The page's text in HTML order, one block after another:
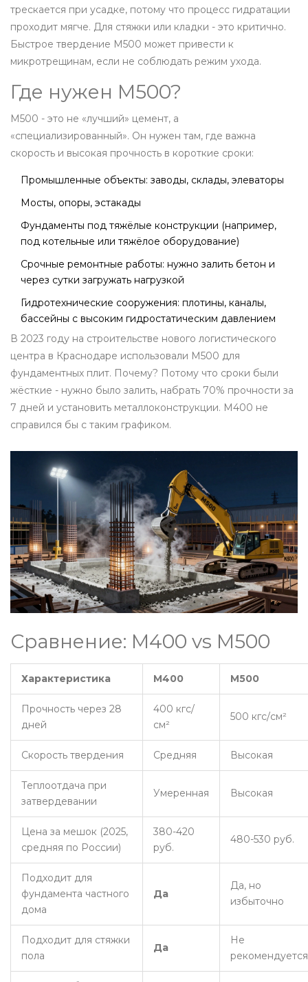
трескается при усадке, потому что процесс гидратации
проходит мягче. Для стяжки или кладки - это критично.
Быстрое твердение М500 может привести к
микротрещинам, если не соблюдать режим ухода.
Где нужен М500?
М500 - это не «лучший» цемент, а
«специализированный». Он нужен там, где важна
скорость и высокая прочность в короткие сроки:
Промышленные объекты: заводы, склады, элеваторы
Мосты, опоры, эстакады
Фундаменты под тяжёлые конструкции (например,
под котельные или тяжёлое оборудование)
Срочные ремонтные работы: нужно залить бетон и
через сутки загружать нагрузкой
Гидротехнические сооружения: плотины, каналы,
бассейны с высоким гидростатическим давлением
В 2023 году на строительстве нового логистического
центра в Краснодаре использовали М500 для
фундаментных плит. Почему? Потому что сроки были
жёсткие - нужно было залить, набрать 70% прочности за
7 дней и установить металлоконструкции. М400 не
справился бы с таким графиком.
Сравнение: М400 vs М500
Характеристика М400 М500
Прочность через 28
дней
400 кгс/
см²
500 кгс/см²
Скорость твердения Средняя Высокая
Теплоотдача при
затвердевании
Умеренная Высокая
Цена за мешок (2025,
средняя по России)
380-420
руб.
480-530 руб.
Подходит для
фундамента частного
дома
Да
Да, но
избыточно
Подходит для стяжки
пола
Да
Не
рекомендуется